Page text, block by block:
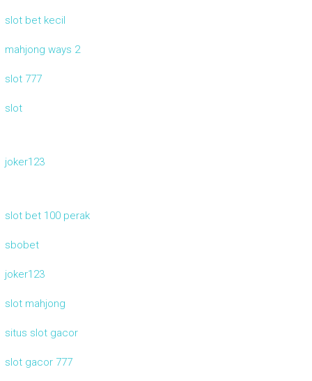
slot bet kecil
mahjong ways 2
slot 777
slot
joker123
slot bet 100 perak
sbobet
joker123
slot mahjong
situs slot gacor
slot gacor 777